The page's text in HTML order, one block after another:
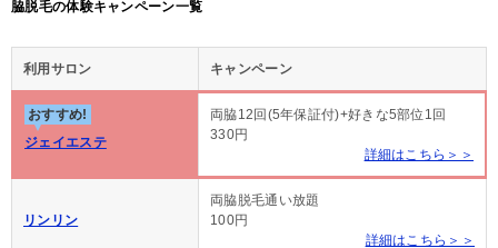
脇脱毛の体験キャンペーン一覧
利用サロン キャンペーン
おすすめ!
ジェイエステ
両脇12回(5年保証付)+好きな5部位1回
330円
詳細はこちら＞＞
リンリン
両脇脱毛通い放題
100円
詳細はこちら＞＞